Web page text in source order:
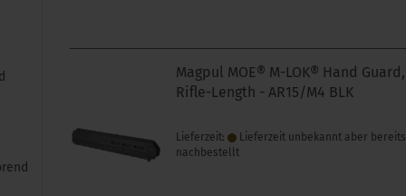
Magpul MOE® M-LOK® Hand Guard,
Rifle-Length - AR15/M4 BLK
Lieferzeit:
Lieferzeit unbekannt aber bereits
nachbestellt